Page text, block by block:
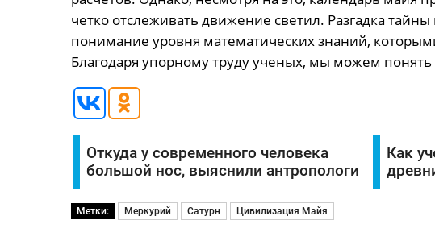
четко отслеживать движение светил. Разгадка
понимание уровня математических знаний,
Благодаря упорному труду ученых, мы можем понять
Откуда у современного человека
большой нос, выяснили антропологи
Как
Метки: Меркурий Сатурн Цивилизация Майя